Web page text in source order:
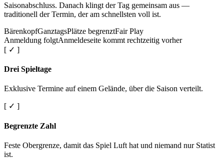
Saisonabschluss. Danach klingt der Tag gemeinsam aus —
traditionell der Termin, der am schnellsten voll ist.
BärenkopfGanztagsPlätze begrenztFair Play
Anmeldung folgtAnmeldeseite kommt rechtzeitig vorher
[ ✓ ]
Drei Spieltage
Exklusive Termine auf einem Gelände, über die Saison verteilt.
[ ✓ ]
Begrenzte Zahl
Feste Obergrenze, damit das Spiel Luft hat und niemand nur Statist
ist.